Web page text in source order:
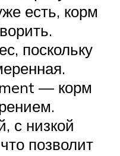
есть, корм
поскольку
— корм
с низкой
позволит